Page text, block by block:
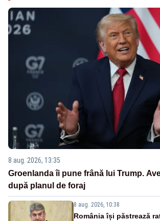
8 aug. 2026, 13:35
Groenlanda îi pune frână lui Trump.
după planul de foraj
8 aug. 2026, 10:38
România își păstrează